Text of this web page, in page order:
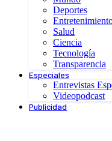
Deportes
Salud
Ciencia
Tecnología
Transparencia
Especiales
Entrevistas
Videopodcast
Publicidad